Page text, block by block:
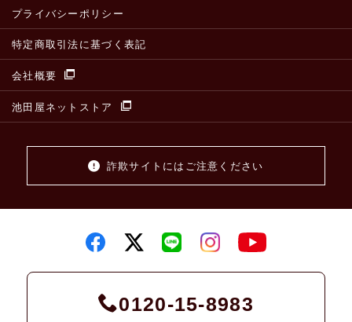
プライバシーポリシー
特定商取引法に基づく表記
会社概要
池田屋ネットストア
詐欺サイトにはご注意ください
0120-15-8983